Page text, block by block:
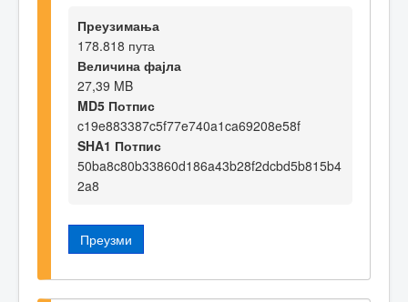
Преузимања
178.818 пута
Величина фајла
27,39 MB
MD5 Потпис
c19e883387c5f77e740a1ca69208e58f
SHA1 Потпис
50ba8c80b33860d186a43b28f2dcbd5b815b4
2a8
Преузми